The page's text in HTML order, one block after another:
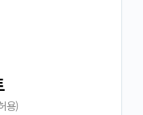
용)